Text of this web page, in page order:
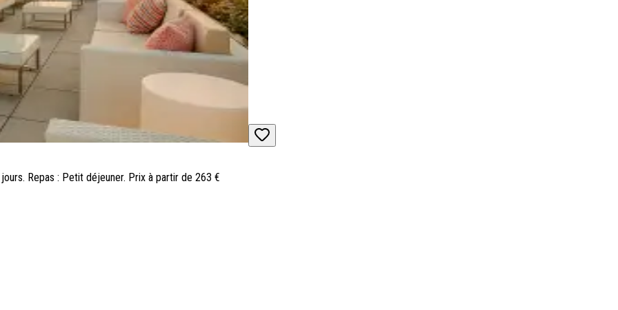
Repas : Petit déjeuner. Prix à partir de 263 €